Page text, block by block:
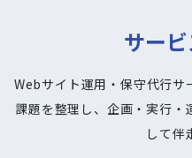
サー
Webサイト運用・保守代行サ
課題を整理し、企画・実行
して伴